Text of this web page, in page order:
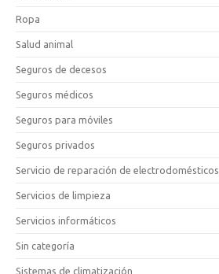
Ropa
Salud animal
Seguros de decesos
Seguros médicos
Seguros para móviles
Seguros privados
Servicio de reparación de electrodomésticos
Servicios de limpieza
Servicios informáticos
Sin categoría
Sistemas de climatización